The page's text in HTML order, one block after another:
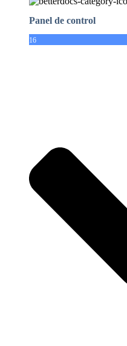
Panel de control
16